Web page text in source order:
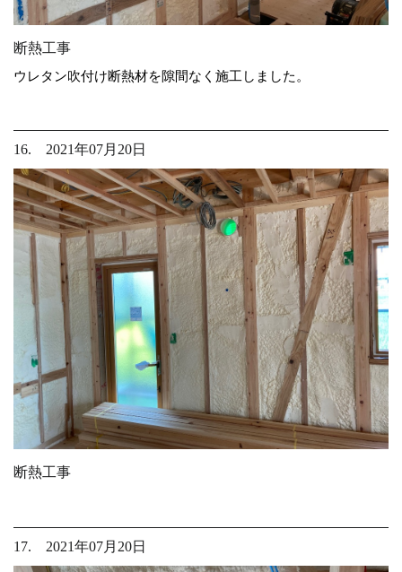
断熱工事
ウレタン吹付け断熱材を隙間なく施工しました。
16. 2021年07月20日
断熱工事
17. 2021年07月20日